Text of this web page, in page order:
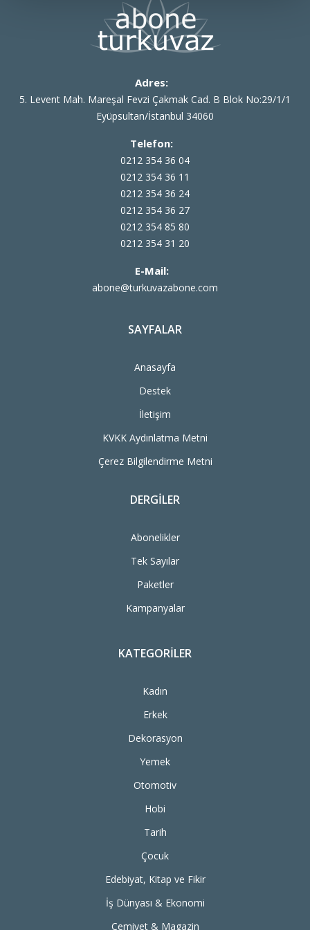
Adres:
5. Levent Mah. Mareşal Fevzi Çakmak Cad. B Blok No:29/1/1
Eyüpsultan/İstanbul 34060
Telefon:
0212 354 36 04
0212 354 36 11
0212 354 36 24
0212 354 36 27
0212 354 85 80
0212 354 31 20
E-Mail:
abone@turkuvazabone.com
SAYFALAR
Anasayfa
Destek
İletişim
KVKK Aydınlatma Metni
Çerez Bilgilendirme Metni
DERGILER
Abonelikler
Tek Sayılar
Paketler
Kampanyalar
KATEGORILER
Kadın
Erkek
Dekorasyon
Yemek
Otomotiv
Hobi
Tarih
Çocuk
Edebiyat, Kitap ve Fikir
İş Dünyası & Ekonomi
Cemiyet & Magazin